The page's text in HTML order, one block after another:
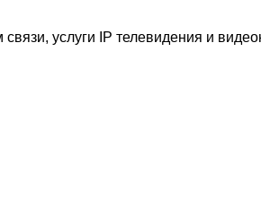
услуги IP телевидения и